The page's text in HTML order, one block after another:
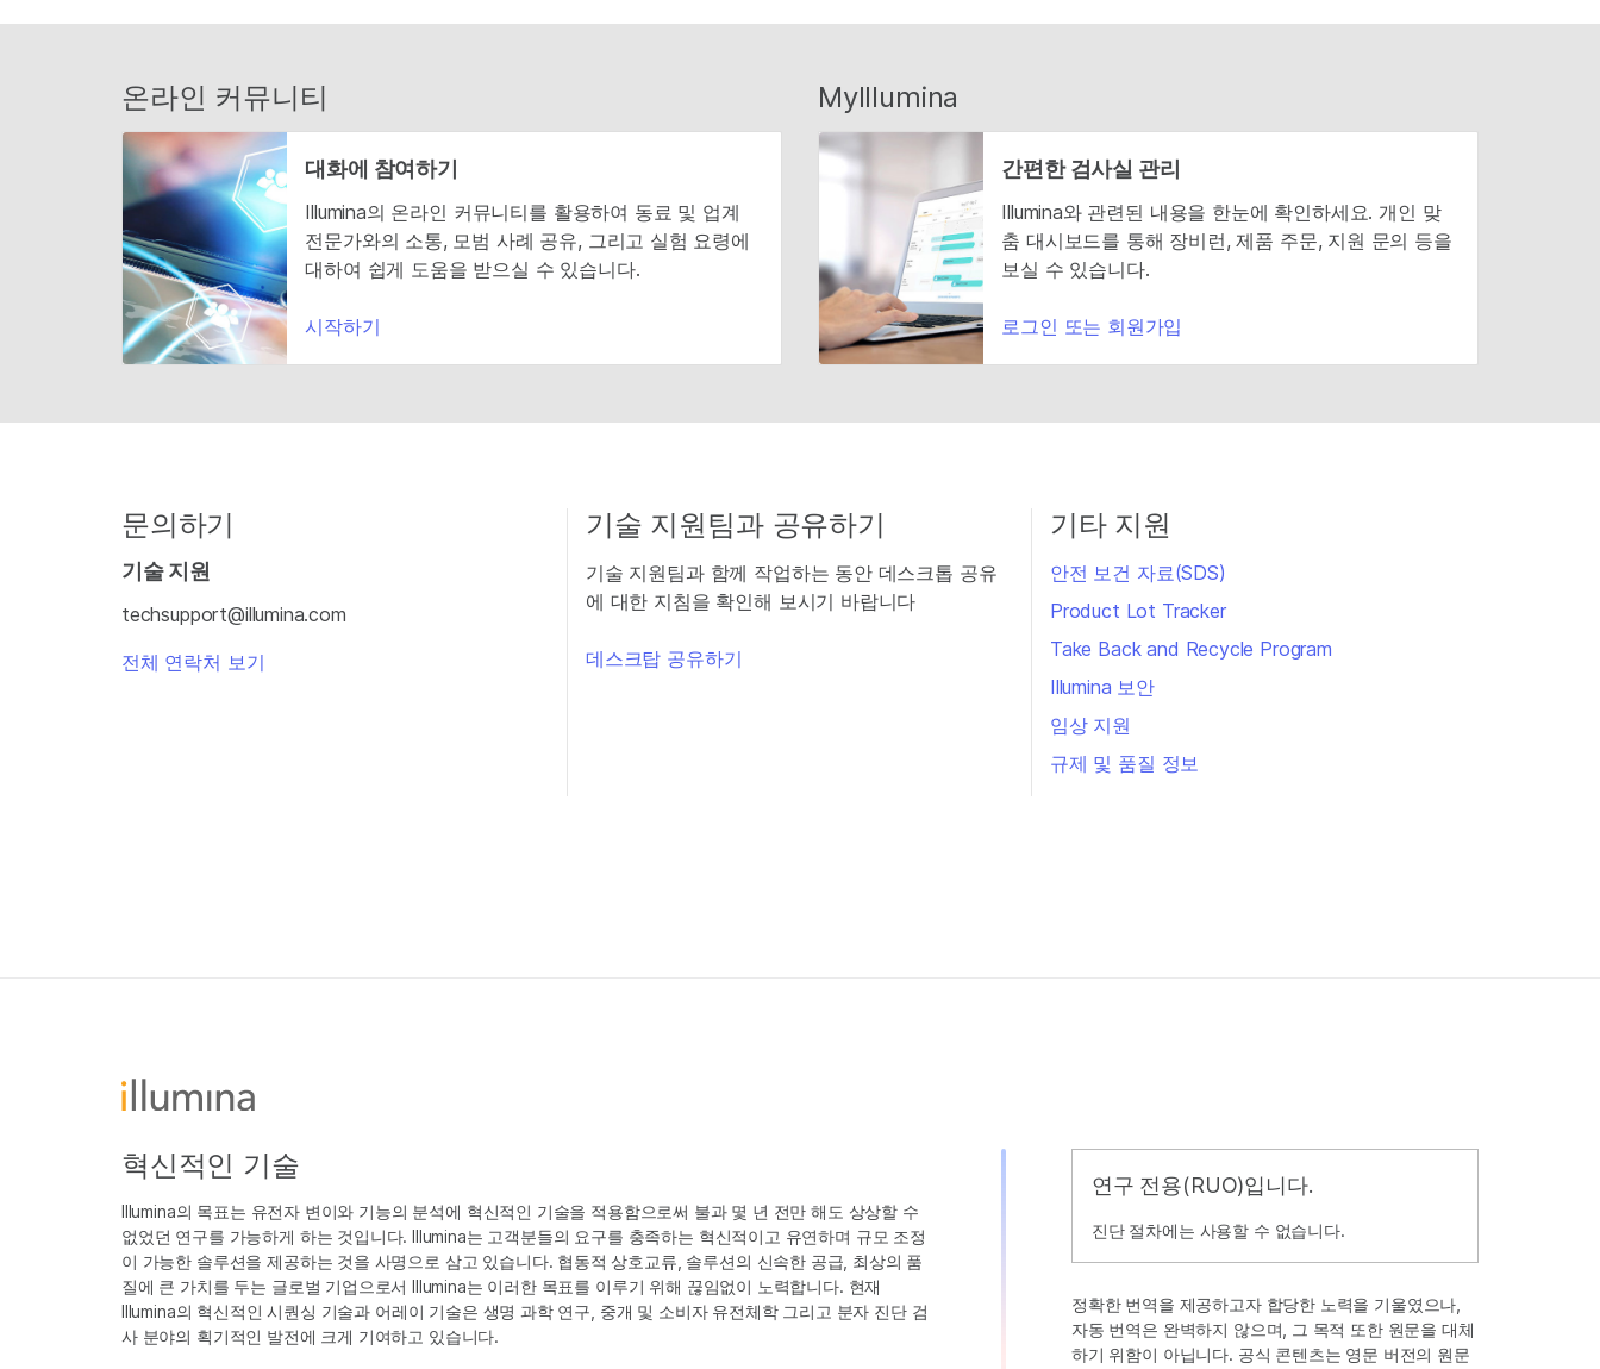
온라인 커뮤니티
대화에 참여하기
Illumina의 온라인 커뮤니티를 활용하여 동료 및 업계
전문가와의 소통, 모범 사례 공유, 그리고 실험 요령에
대하여 쉽게 도움을 받으실 수 있습니다.
시작하기
MyIllumina
간편한 검사실 관리
Illumina와 관련된 내용을 한눈에 확인하세요. 개인 맞
춤 대시보드를 통해 장비런, 제품 주문, 지원 문의 등을
보실 수 있습니다.
로그인 또는 회원가입
문의하기
기술 지원
techsupport@illumina.com
전체 연락처 보기
기술 지원팀과 공유하기
기술 지원팀과 함께 작업하는 동안 데스크톱 공유
에 대한 지침을 확인해 보시기 바랍니다
데스크탑 공유하기
기타 지원
안전 보건 자료(SDS)
Product Lot Tracker
Take Back and Recycle Program
Illumina 보안
임상 지원
규제 및 품질 정보
연구 전용(RUO)입니다.
진단 절차에는 사용할 수 없습니다.
정확한 번역을 제공하고자 합당한 노력을 기울였으나,
자동 번역은 완벽하지 않으며, 그 목적 또한 원문을 대체
하기 위함이 아닙니다. 공식 콘텐츠는 영문 버전의 원문
혁신적인 기술
Illumina의 목표는 유전자 변이와 기능의 분석에 혁신적인 기술을 적용함으로써 불과 몇 년 전만 해도 상상할 수
없었던 연구를 가능하게 하는 것입니다. Illumina는 고객분들의 요구를 충족하는 혁신적이고 유연하며 규모 조정
이 가능한 솔루션을 제공하는 것을 사명으로 삼고 있습니다. 협동적 상호교류, 솔루션의 신속한 공급, 최상의 품
질에 큰 가치를 두는 글로벌 기업으로서 Illumina는 이러한 목표를 이루기 위해 끊임없이 노력합니다. 현재
Illumina의 혁신적인 시퀀싱 기술과 어레이 기술은 생명 과학 연구, 중개 및 소비자 유전체학 그리고 분자 진단 검
사 분야의 획기적인 발전에 크게 기여하고 있습니다.